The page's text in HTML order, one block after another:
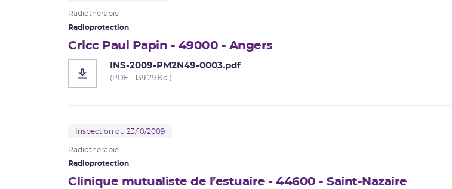
Radiothérapie
Radioprotection
Crlcc Paul Papin - 49000 - Angers
INS-2009-PM2N49-0003.pdf
(PDF - 139.29 Ko )
Inspection du 23/10/2009
Radiothérapie
Radioprotection
Clinique mutualiste de l’estuaire - 44600 - Saint-Nazaire